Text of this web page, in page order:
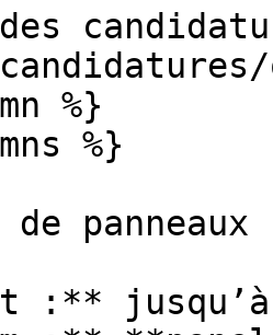
%}
%}
panneaux
:**